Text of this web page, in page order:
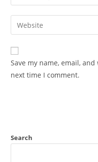
Save my name, email,
next time I comment.
Search